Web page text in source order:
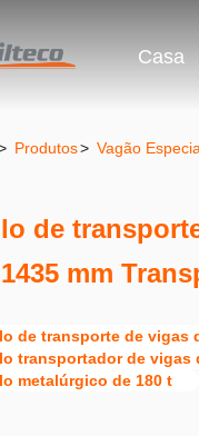
Casa
Produtos> Vagão
de
mm
de transporte de vigas
transportador de vigas
metalúrgico de 180 t